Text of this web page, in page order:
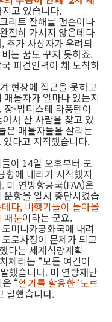
고 있습니다.
리트 잔해를 맨손이나
전히 가시지 않은데다
추가 사상자가 우려되
는 꿈도 꾸지 못하죠.
파견인력이 채 도착하
현장에 접근을 못하고
몰자가 얼마나 있는지
-밥티스테 라퐁텐이
서 산 사람을 찾고 있
은 매몰자들을 살리는
다고 지적했습니다.
이 14일 오후부터 포
항에 내리기 시작했지
미 연방항공국(FAA)은
항을 일시 중단시켰습
다, 비행기들이 돌아올
때문이라는 군요.
미니카공화국에 내려
로사정이 문제가 되고
다는 세계식량계획
체리는 “모든 여건이
했습니다. 미 연방재난
“헬기를 활용한 ‘노르
말했습니다.